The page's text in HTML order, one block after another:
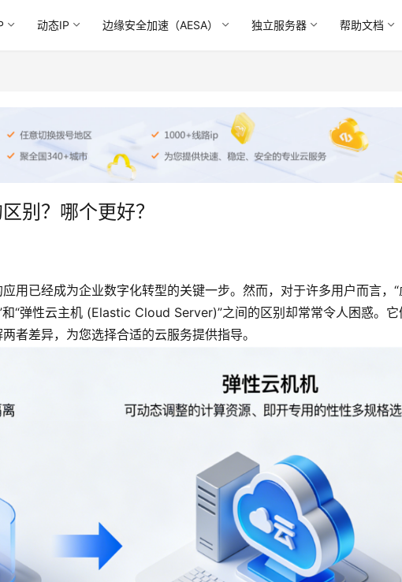
动态IP 边缘安全加速（AESA） 独立服务器 帮助文档
别？哪个更好？
用已经成为企业数字化转型的关键一步。然而，对于许多用户而言，“
“弹性云主机 (Elastic Cloud Server)”之间的区别却常常令人困惑。它
者差异，为您选择合适的云服务提供指导。